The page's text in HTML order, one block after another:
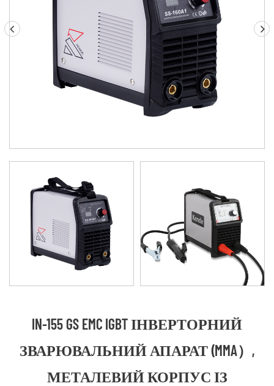
IN-155 GS EMC IGBT ІНВЕРТОРНИЙ
ЗВАРЮВАЛЬНИЙ АПАРАТ (MMA）,
МЕТАЛЕВИЙ КОРПУС ІЗ